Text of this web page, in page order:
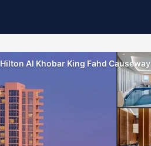
Hilton Al Khobar King Fahd Causeway